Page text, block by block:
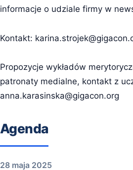
informacje o udziale firmy w
Kontakt:
Propozycje wykładów
patronaty medialne, kontakt z
anna.karasinska@gigacon.org
Agenda
28 maja 2025